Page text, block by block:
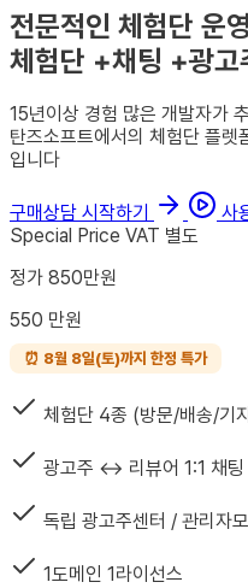
전문적인 체험단 운영
체험단 +채팅 +광고
15년이상 경험 많은 개발자가
탄즈소프트에서의 체험단 플렛
입니다
구매상담 시작하기 사
Special Price VAT 별도
정가 850만원
550 만원
⏰ 8월 8일(토)까지 한정 특가
체험단 4종 (방문/배송/기
광고주 ↔ 리뷰어 1:1 채팅
독립 광고주센터 / 관리자
1도메인 1라이선스